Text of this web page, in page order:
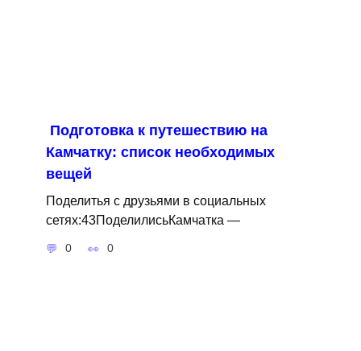
Подготовка к путешествию на
Камчатку: список необходимых
вещей
Поделитья с друзьями в социальных
сетях:43ПоделилисьКамчатка —
0 0